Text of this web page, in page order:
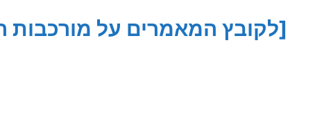
[לקובץ המאמרים על מורכבות